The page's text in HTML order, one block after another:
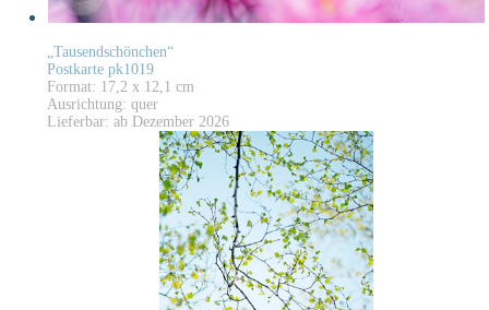
„Tausendschönchen“
Postkarte pk1019
Format: 17,2 x 12,1 cm
Ausrichtung: quer
Lieferbar: ab Dezember 2026